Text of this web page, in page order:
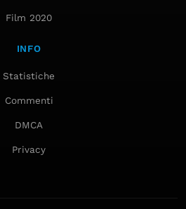
Film 2020
INFO
Statistiche
Commenti
DMCA
Privacy